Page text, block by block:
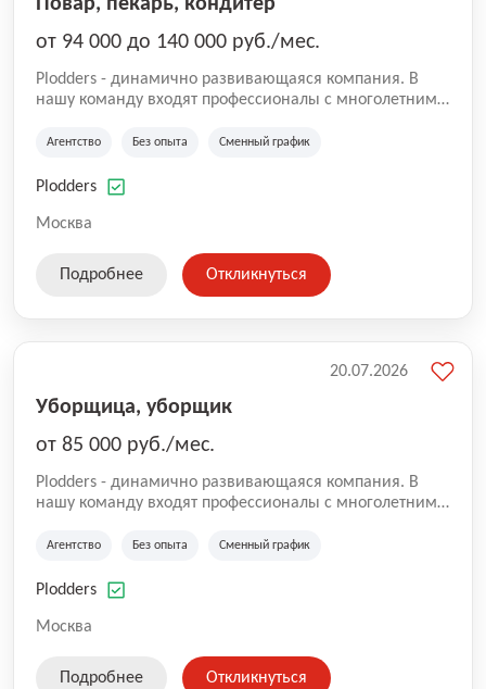
Повар, пекарь, кондитер
от 94 000 до 140 000 руб./мес.
Plodders - динамично развивающаяся компания. В
нашу команду входят профессионалы с многолетним
на рынке аутсорсинга, а накопленный опыт позволяют
оказываемых услуг.
Агентство Без опыта Сменный график
Plodders
Москва
Подробнее Откликнуться
Уборщица, уборщик
от 85 000 руб./мес.
Plodders - динамично развивающаяся компания. В
нашу команду входят профессионалы с многолетним
на рынке аутсорсинга, а накопленный опыт позволяют
оказываемых услуг.
Агентство Без опыта Сменный график
Plodders
Москва
20.07.2026
Подробнее Откликнуться